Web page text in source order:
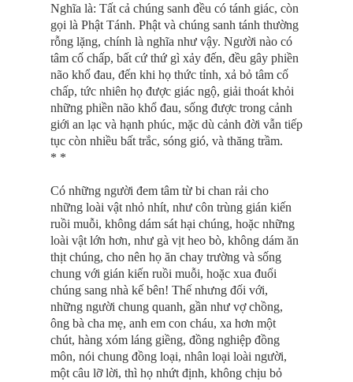
Nghĩa là: Tất cả chúng sanh đều có tánh giác, còn
gọi là Phật Tánh. Phật và chúng sanh tánh thường
rỗng lặng, chính là nghĩa như vậy. Người nào có
tâm cố chấp, bất cứ thứ gì xảy đến, đều gây phiền
não khổ đau, đến khi họ thức tỉnh, xả bỏ tâm cố
chấp, tức nhiên họ được giác ngộ, giải thoát khỏi
những phiền não khổ đau, sống được trong cảnh
giới an lạc và hạnh phúc, mặc dù cảnh đời vẫn tiếp
tục còn nhiều bất trắc, sóng gió, và thăng trầm.
* *
Có những người đem tâm từ bi chan rải cho
những loài vật nhỏ nhít, như côn trùng gián kiến
ruồi muỗi, không dám sát hại chúng, hoặc những
loài vật lớn hơn, như gà vịt heo bò, không dám ăn
thịt chúng, cho nên họ ăn chay trường và sống
chung với gián kiến ruồi muỗi, hoặc xua đuổi
chúng sang nhà kế bên! Thế nhưng đối với,
những người chung quanh, gần như vợ chồng,
ông bà cha mẹ, anh em con cháu, xa hơn một
chút, hàng xóm láng giềng, đồng nghiệp đồng
môn, nói chung đồng loại, nhân loại loài người,
một câu lỡ lời, thì họ nhứt định, không chịu bỏ